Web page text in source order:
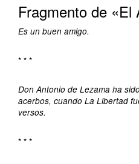
Fragmento de «El
Es un buen amigo.
* * *
Don Antonio de Lezama ha
acerbos, cuando La Libertad
versos.
* * *